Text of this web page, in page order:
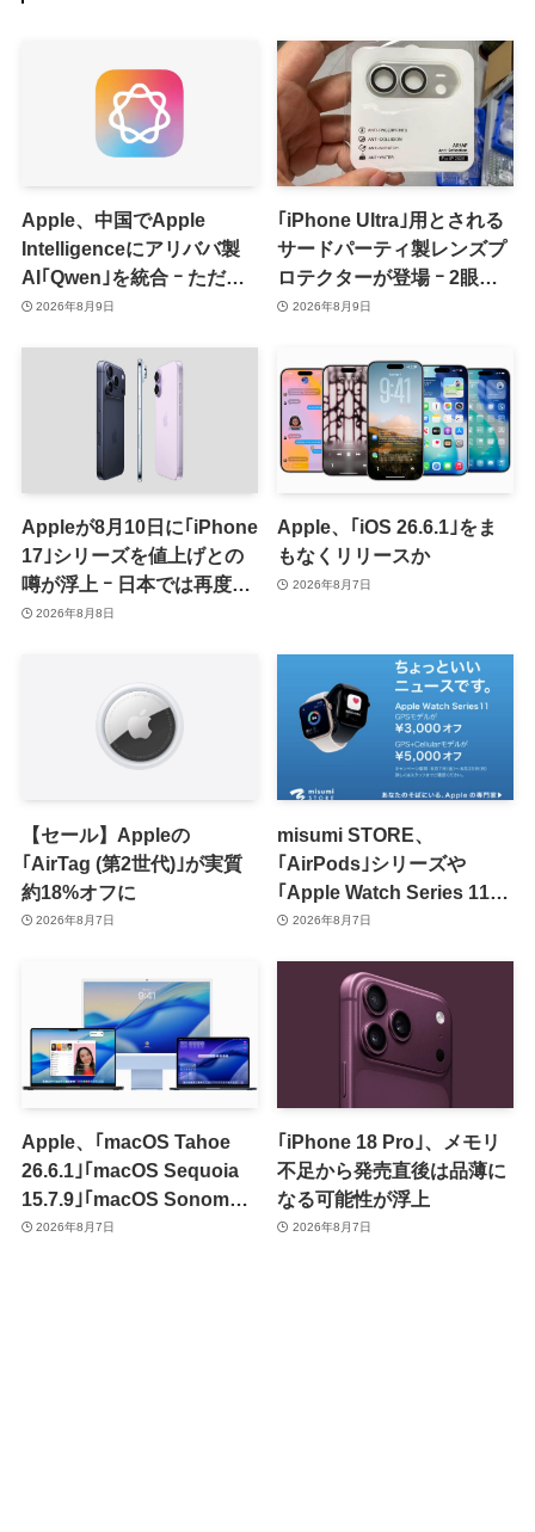
Apple、中国でApple
Intelligenceにアリババ製
AI｢Qwen｣を統合 ｰ ただ、
ユーザーガイドを公開後に
2026年8月9日
｢iPhone Ultra｣用とされる
サードパーティ製レンズプ
ロテクターが登場 ｰ 2眼カ
メラ搭載や一部本体カラー
2026年8月9日
Appleが8月10日に｢iPhone
17｣シリーズを値上げとの
噂が浮上 ｰ 日本では再度値
上げの可能性も?!
2026年8月8日
Apple、｢iOS 26.6.1｣をま
もなくリリースか
2026年8月7日
【セール】Appleの
｢AirTag (第2世代)｣が実質
約18%オフに
2026年8月7日
misumi STORE、
｢AirPods｣シリーズや
｢Apple Watch Series 11｣
のセールを開催中
2026年8月7日
Apple、｢macOS Tahoe
26.6.1｣｢macOS Sequoia
15.7.9｣｢macOS Sonoma
14.8.9｣をリリース ｰ 画面共
2026年8月7日
｢iPhone 18 Pro｣、メモリ
不足から発売直後は品薄に
なる可能性が浮上
2026年8月7日